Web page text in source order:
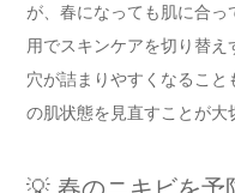
が、春になっても肌に合
用でスキンケアを切り替
穴が詰まりやすくなるこ
の肌状態を見直すことが大